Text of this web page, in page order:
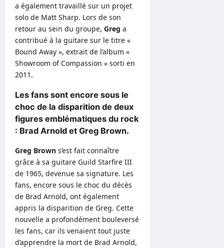
a également travaillé sur un projet
solo de Matt Sharp. Lors de son
retour au sein du groupe, Greg a
contribué à la guitare sur le titre «
Bound Away », extrait de l’album «
Showroom of Compassion » sorti en
2011.
Les fans sont encore sous le
choc de la disparition de deux
figures emblématiques du rock
: Brad Arnold et Greg Brown.
Greg Brown s’est fait connaître
grâce à sa guitare Guild Starfire III
de 1965, devenue sa signature. Les
fans, encore sous le choc du décès
de Brad Arnold, ont également
appris la disparition de Greg. Cette
nouvelle a profondément bouleversé
les fans, car ils venaient tout juste
d’apprendre la mort de Brad Arnold,